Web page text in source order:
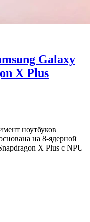
Galaxy
X Plus
ноутбуков
на 8-ядерной
X Plus с NPU